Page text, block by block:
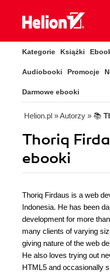
Kategorie Książki
Audiobooki Promocje
Darmowe ebooki
Helion.pl » Autorzy » 📚
Thoriq
ebooki
Thoriq Firdaus is a web
Indonesia. He has been
development for more
many clients of varying
giving nature of the web
He also loves trying out
HTML5 and occasionally